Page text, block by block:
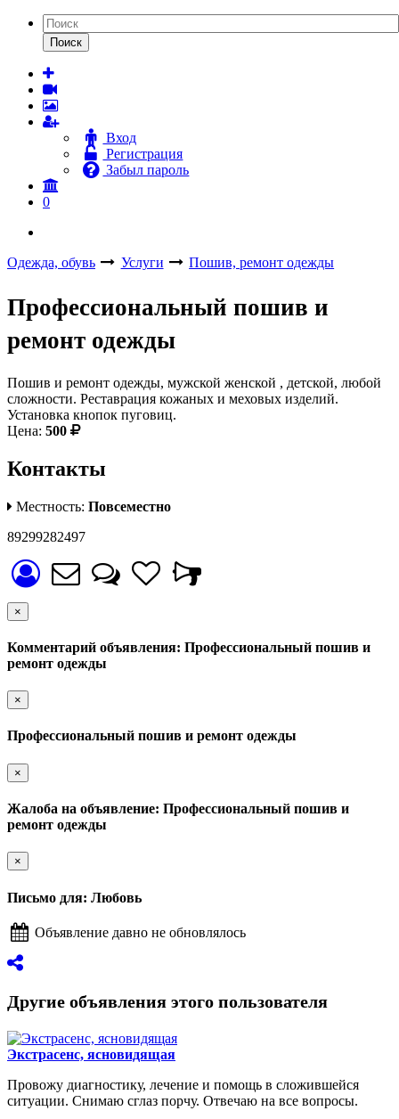
Поиск
Вход
Регистрация
Забыл пароль
0
Одежда, обувь Услуги Пошив, ремонт одежды
Профессиональный пошив и
ремонт одежды
Пошив и ремонт одежды, мужской женской , детской, любой
сложности. Реставрация кожаных и меховых изделий.
Установка кнопок пуговиц.
Цена: 500
Контакты
Местность: Повсеместно
89299282497
×
Комментарий объявления: Профессиональный пошив и
ремонт одежды
×
Профессиональный пошив и ремонт одежды
×
Жалоба на объявление: Профессиональный пошив и
ремонт одежды
×
Письмо для: Любовь
Объявление давно не обновлялось
Другие объявления этого пользователя
Экстрасенс, ясновидящая
Провожу диагностику, лечение и помощь в сложившейся
ситуации. Снимаю сглаз порчу. Отвечаю на все вопросы.